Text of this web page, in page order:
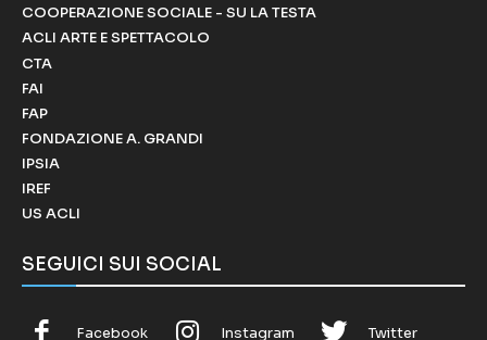
COOPERAZIONE SOCIALE - SU LA TESTA
ACLI ARTE E SPETTACOLO
CTA
FAI
FAP
FONDAZIONE A. GRANDI
IPSIA
IREF
US ACLI
SEGUICI SUI SOCIAL
Facebook Instagram Twitter